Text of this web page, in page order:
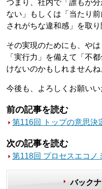
つまり、社内で「誰もが
ない」もしくは「当たり
されがちな違和感」を取
その実現のためにも、や
「実行力」を備えて「不
けないのかもしれませんね
今後も、よろしくお願いい
前の記事を読む
第116回 トップの意思決
次の記事を読む
第118回 プロセスエコノ
バック